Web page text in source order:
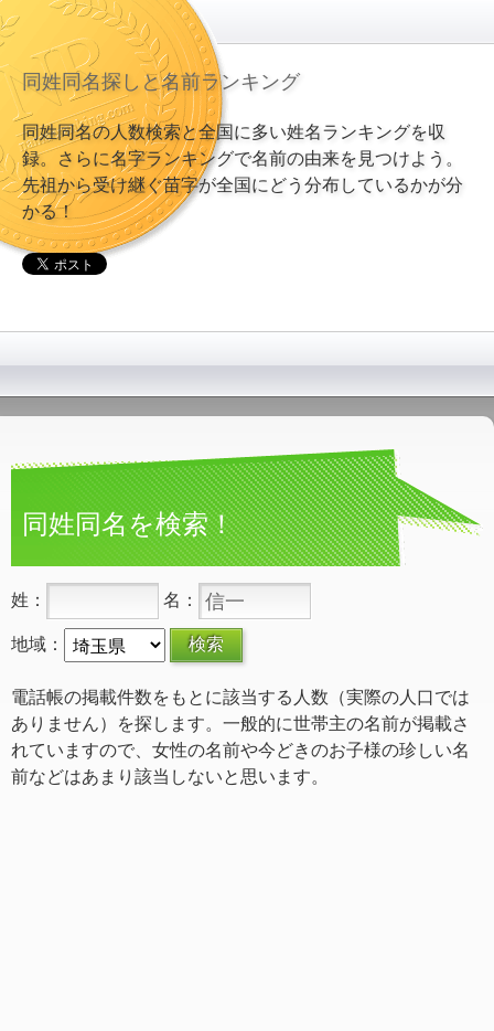
同姓同名探しと名前ランキング
同姓同名の人数検索と全国に多い姓名ランキングを収
録。さらに名字ランキングで名前の由来を見つけよう。
先祖から受け継ぐ苗字が全国にどう分布しているかが分
かる！
同姓同名を検索！
姓： 名：
地域：
電話帳の掲載件数をもとに該当する人数（実際の人口では
ありません）を探します。一般的に世帯主の名前が掲載さ
れていますので、女性の名前や今どきのお子様の珍しい名
前などはあまり該当しないと思います。